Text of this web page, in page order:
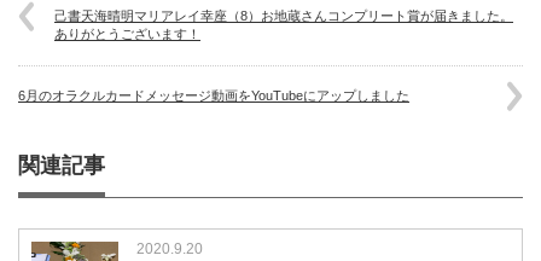
己書天海晴明マリアレイ幸座（8）お地蔵さんコンプリート賞が届きました。
ありがとうございます！
6月のオラクルカードメッセージ動画をYouTubeにアップしました
関連記事
2020.9.20